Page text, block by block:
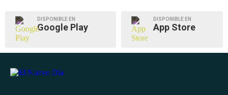
DISPONIBLE EN
Google Play
DISPONIBLE EN
App Store